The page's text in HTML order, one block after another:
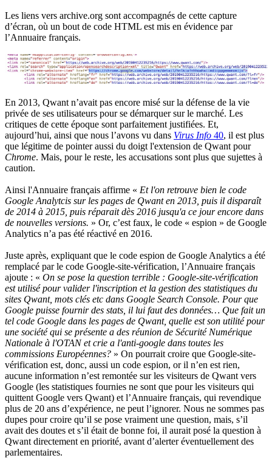
Les liens vers archive.org sont accompagnés de cette capture
d’écran, où un bout de code HTML est mis en évidence par
l’Annuaire français.
En 2013, Qwant n’avait pas encore misé sur la défense de la vie
privée de ses utilisateurs pour se démarquer sur le marché. Les
critiques de cette époque sont parfaitement justifiées. Et,
aujourd’hui, ainsi que nous l’avons vu dans Virus Info 40, il est plus
que légitime de pointer aussi du doigt l'extension de Qwant pour
Chrome. Mais, pour le reste, les accusations sont plus que sujettes à
caution.
Ainsi l'Annuaire français affirme « Et l'on retrouve bien le code
Google Analytcis sur les pages de Qwant en 2013, puis il disparaît
de 2014 à 2015, puis réparait dès 2016 jusqu'a ce jour encore dans
de nouvelles versions. » Or, c’est faux, le code « espion » de Google
Analytics n’a pas été réactivé en 2016.
Juste après, expliquant que le code espion de Google Analytics a été
remplacé par le code Google-site-vérification, l’Annuaire français
ajoute : « On se pose la question terrible : Google-site-vérification
est utilisé pour valider l'inscription et la gestion des statistiques du
sites Qwant, mots clés etc dans Google Search Console. Pour que
Google puisse fournir des stats, il lui faut des données… Que fait un
tel code Google dans les pages de Qwant, quelle est son utilité pour
une société qui se présente a des réunion de Sécurité Numérique
Nationale à l'OTAN et crie a l'anti-google dans toutes les
commissions Européennes? » On pourrait croire que Google-site-
vérification est, donc, aussi un code espion, or il n’en est rien,
aucune information n’est remontée sur les visiteurs de Qwant vers
Google (les statistiques fournies ne sont que pour les visiteurs qui
quittent Google vers Qwant) et l’Annuaire français, qui revendique
plus de 20 ans d’expérience, ne peut l’ignorer. Nous ne sommes pas
dupes pour croire qu’il se pose vraiment une question, mais, s’il
avait des doutes et s’il était de bonne foi, il aurait posé la question à
Qwant directement en priorité, avant d’alerter éventuellement des
parlementaires.